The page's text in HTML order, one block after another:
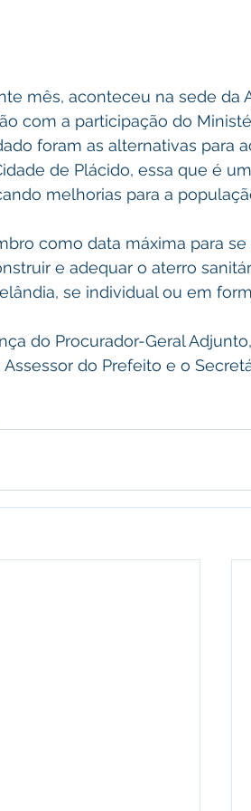
com a participação do
foram as alternativas para
de Plácido, essa que é
melhorias para a
e adequar o aterro
se individual ou em
do Prefeito e o